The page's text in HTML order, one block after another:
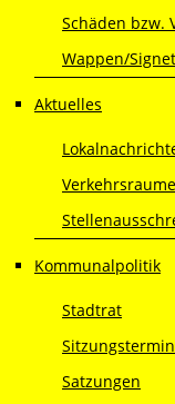
Schäden bzw.
Wappen/
Aktuelles
Kommunalpolitik
Stadtrat
Satzungen